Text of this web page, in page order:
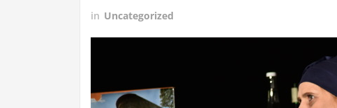
in Uncategorized